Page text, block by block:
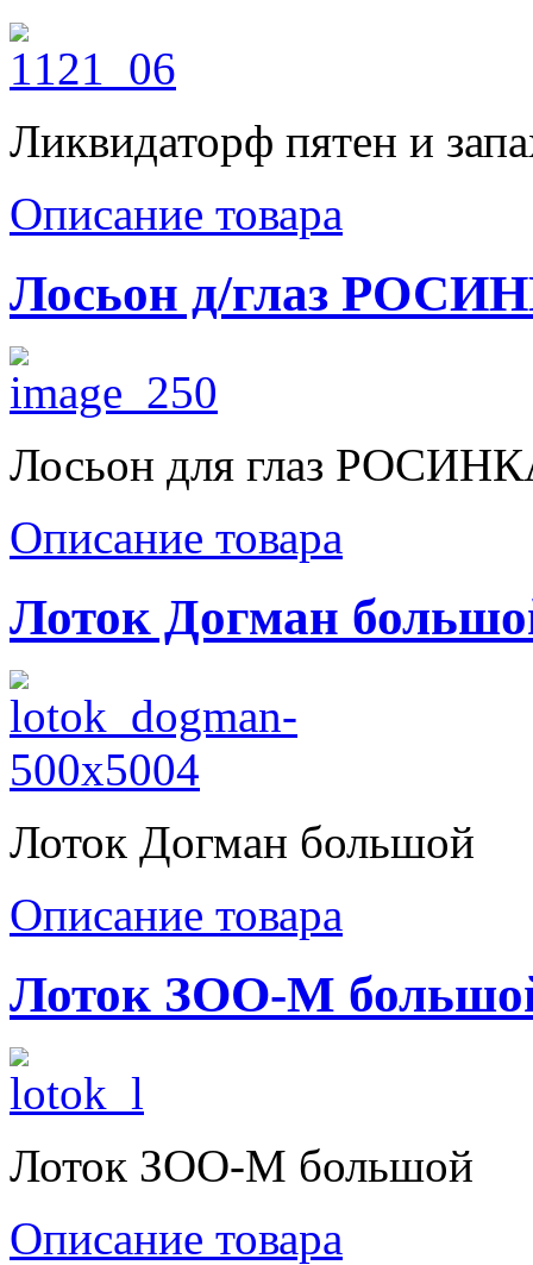
Ликвидаторф пятен и
Описание товара
Лосьон д/глаз
Лосьон для глаз
Описание товара
Лоток Догман
Лоток Догман большой
Описание товара
Лоток ЗОО-М
Лоток ЗОО-М большой
Описание товара